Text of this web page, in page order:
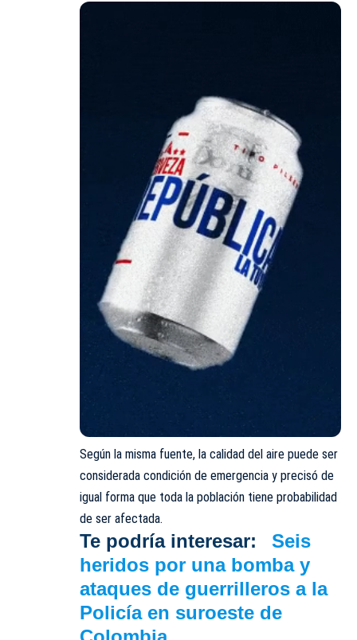
Según la misma fuente, la calidad del aire puede ser
considerada condición de emergencia y precisó de
igual forma que toda la población tiene probabilidad
de ser afectada.
Te podría interesar:
Seis
heridos por una bomba y
ataques de guerrilleros a la
Policía en suroeste de